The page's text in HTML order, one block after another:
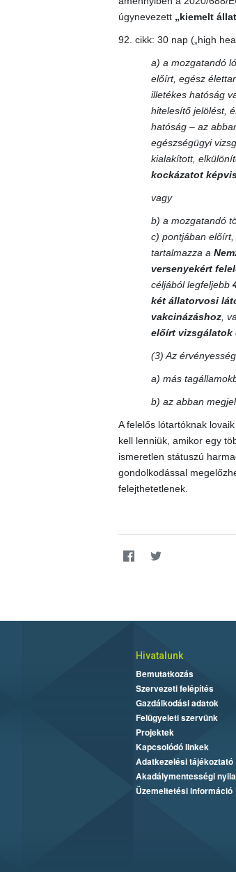
úgynevezett „kiemelt
92. cikk: 30 nap („high
a) a mozgatandó
előírt, egész
illetékes hatóság
hitelesítő jelölést,
hatóság – az
egészségügyi
kialakított,
kockázatot
vagy
b) a mozgatandó
c) pontjában
tartalmazza a
versenyekért
céljából legfeljebb
két állatorvosi
vakcinázáshoz,
előírt vizsgálatok
(3) Az
a) más
b) az abban
A felelős lótartóknak
kell lenniük, amikor egy
ismeretlen státuszú
gondolkodással
felejthetetlenek.
Hivatalunk
Bemutatkozás
Szervezeti felépítés
Gazdálkodási adatok
Felügyeleti szervünk
Projektek
Kapcsolódó linkek
Adatkezelési tájékoztató
Akadálymentességi
Üzemeltetési információ